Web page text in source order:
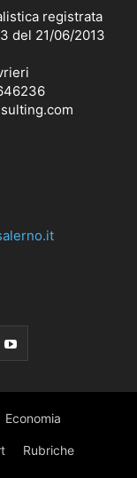
registrata
del 21/06/2013
Economia
Rubriche